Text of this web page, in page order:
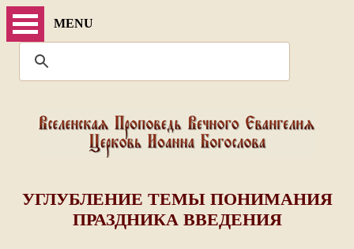
MENU
УГЛУБЛЕНИЕ ТЕМЫ ПОНИМАНИЯ
ПРАЗДНИКА ВВЕДЕНИЯ